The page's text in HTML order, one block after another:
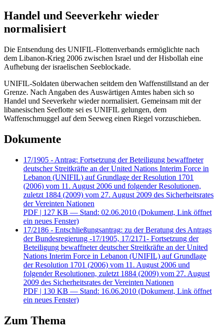
Handel und Seeverkehr wieder
normalisiert
Die Entsendung des UNIFIL-Flottenverbands ermöglichte nach
dem Libanon-Krieg 2006 zwischen Israel und der Hisbollah eine
Aufhebung der israelischen Seeblockade.
UNIFIL-Soldaten überwachen seitdem den Waffenstillstand an der
Grenze. Nach Angaben des Auswärtigen Amtes haben sich so
Handel und Seeverkehr wieder normalisiert. Gemeinsam mit der
libanesischen Seeflotte sei es UNIFIL gelungen, dem
Waffenschmuggel auf dem Seeweg einen Riegel vorzuschieben.
Dokumente
17/1905 - Antrag: Fortsetzung der Beteiligung bewaffneter
deutscher Streitkräfte an der United Nations Interim Force in
Lebanon (UNIFIL) auf Grundlage der Resolution 1701
(2006) vom 11. August 2006 und folgender Resolutionen,
zuletzt 1884 (2009) vom 27. August 2009 des Sicherheitsrates
der Vereinten Nationen
PDF | 127 KB — Stand: 02.06.2010 (Dokument, Link öffnet
ein neues Fenster)
17/2186 - Entschließungsantrag: zu der Beratung des Antrags
der Bundesregierung -17/1905, 17/2171- Fortsetzung der
Beteiligung bewaffneter deutscher Streitkräfte an der United
Nations Interim Force in Lebanon (UNIFIL) auf Grundlage
der Resolution 1701 (2006) vom 11. August 2006 und
folgender Resolutionen, zuletzt 1884 (2009) vom 27. August
2009 des Sicherheitsrates der Vereinten Nationen
PDF | 130 KB — Stand: 16.06.2010 (Dokument, Link öffnet
ein neues Fenster)
Zum Thema